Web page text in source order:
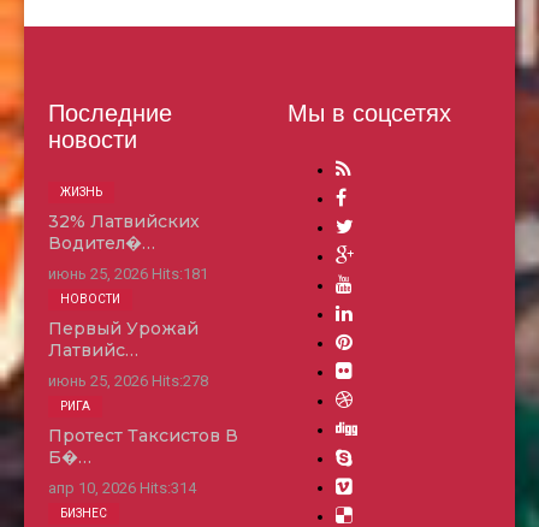
Последние
новости
32% Латвийских
Водител�…
июнь 25, 2026 Hits:181
ЖИЗНЬ
Первый Урожай
Латвийс…
июнь 25, 2026 Hits:278
НОВОСТИ
Протест Таксистов В
Б�…
апр 10, 2026 Hits:314
РИГА
БИЗНЕС
Мы в соцсетях